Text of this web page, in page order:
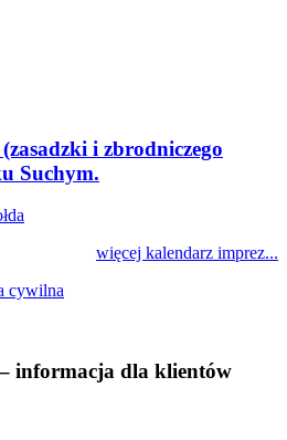
i zbrodniczego
Suchym.
więcej kalendarz imprez...
informacja dla klientów